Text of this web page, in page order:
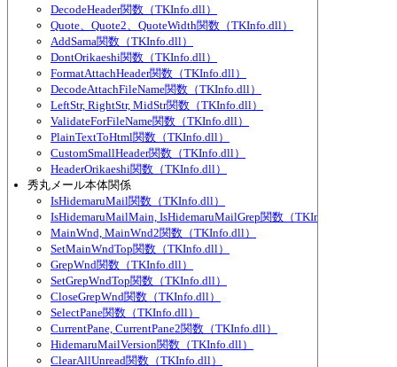
DecodeHeader関数（TKInfo.dll）
Quote、Quote2、QuoteWidth関数（TKInfo.dll）
AddSama関数（TKInfo.dll）
DontOrikaeshi関数（TKInfo.dll）
FormatAttachHeader関数（TKInfo.dll）
DecodeAttachFileName関数（TKInfo.dll）
LeftStr, RightStr, MidStr関数（TKInfo.dll）
ValidateForFileName関数（TKInfo.dll）
PlainTextToHtml関数（TKInfo.dll）
CustomSmallHeader関数（TKInfo.dll）
HeaderOrikaeshi関数（TKInfo.dll）
秀丸メール本体関係
IsHidemaruMail関数（TKInfo.dll）
IsHidemaruMailMain, IsHidemaruMailGrep関数（TKInfo.dll）
MainWnd, MainWnd2関数（TKInfo.dll）
SetMainWndTop関数（TKInfo.dll）
GrepWnd関数（TKInfo.dll）
SetGrepWndTop関数（TKInfo.dll）
CloseGrepWnd関数（TKInfo.dll）
SelectPane関数（TKInfo.dll）
CurrentPane, CurrentPane2関数（TKInfo.dll）
HidemaruMailVersion関数（TKInfo.dll）
ClearAllUnread関数（TKInfo.dll）